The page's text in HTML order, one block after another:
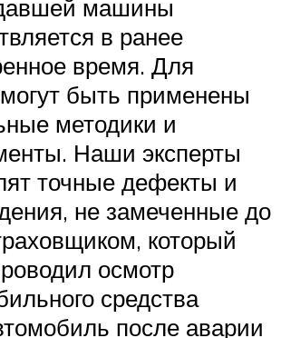
машины
в ранее
время. Для
быть применены
методики и
Наши эксперты
точные дефекты и
не замеченные до
который
осмотр
средства
после аварии